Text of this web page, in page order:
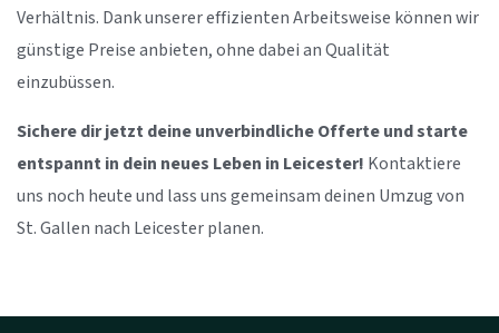
Verhältnis. Dank unserer effizienten Arbeitsweise können wir
günstige Preise anbieten, ohne dabei an Qualität
einzubüssen.
Sichere dir jetzt deine unverbindliche Offerte und starte
entspannt in dein neues Leben in Leicester! Kontaktiere
uns noch heute und lass uns gemeinsam deinen Umzug von
St. Gallen nach Leicester planen.